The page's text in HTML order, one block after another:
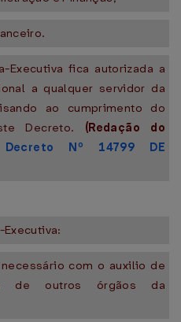
Executiva fica autorizada a
a qualquer servidor da
ao cumprimento do
Decreto. (Redação do
Decreto Nº 14799 DE
com o auxilio de
de outros órgãos da